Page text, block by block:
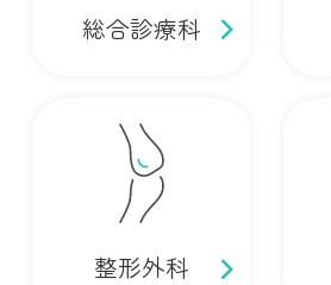
総合診療科
整形外科